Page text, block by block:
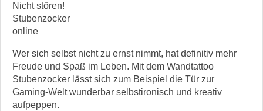
Nicht stören!
Stubenzocker
online
Wer sich selbst nicht zu ernst nimmt, hat definitiv mehr
Freude und Spaß im Leben. Mit dem Wandtattoo
Stubenzocker lässt sich zum Beispiel die Tür zur
Gaming-Welt wunderbar selbstironisch und kreativ
aufpeppen.